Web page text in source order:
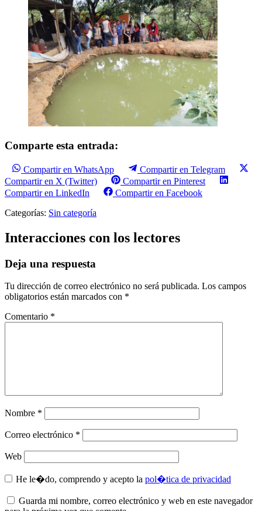
Comparte esta entrada:
Compartir en WhatsApp
Compartir en Telegram
Compartir en X (Twitter)
Compartir en Pinterest
Compartir en LinkedIn
Compartir en Facebook
Categorías: Sin categoría
Interacciones con los lectores
Deja una respuesta
Tu dirección de correo electrónico no será publicada. Los campos
obligatorios están marcados con *
Comentario *
Nombre *
Correo electrónico *
Web
He le�do, comprendo y acepto la pol�tica de privacidad
Guarda mi nombre, correo electrónico y web en este navegador